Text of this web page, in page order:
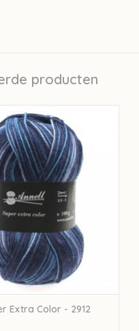
producten
Extra Color - 2912
AAN WINKELWAGEN
Extra Color - 2912